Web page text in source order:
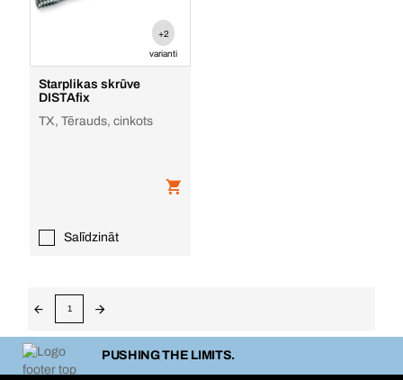
+2
varianti
Starplikas skrūve
DISTAfix
TX, Tērauds, cinkots
Salīdzināt
1
PUSHING THE LIMITS.